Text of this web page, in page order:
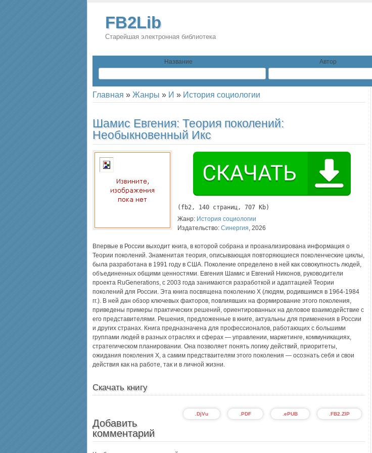
FB2Lib
Старейшая электронная библиотека
Название Автор
Главная » Жанры » И » История социологии
Шамис Евгения: Теория поколений:
Необыкновенный Икс
( fb2, 140 страниц, 707 Kb)
Жанр: История социологии
Издательство: Синергия, 2026
Впервые в России выходит книга, в которой собрана и проанализирована информация о
Теории поколений. Знаменитая теория, описывающая повторяющиеся поколенческие циклы,
была разработана в 1991 году в США. Поколение определено в ней как совокупность людей,
объединенных общими ценностями. Евгения Шамис и Евгений Никонов, руководители
проекта RuGenerations, с 2003 года занимаются разработкой и адаптацией Теории
поколений для России. Эта книга посвящена поколению X (людям, родившимся в 1964-1984
гг.). В ней дан обзор ключевых факторов, повлиявших на формирование этого поколения,
приведены примеры практических решений, ориентированных на деловое взаимодействие с
его представителями. Решения, предложенные в книге, актуальны для применения в России
и других странах. Книга предназначена для профессионалов, работающих с большими
группами людей в разных отраслях и сферах — управлении, маркетинге, коммуникациях,
стратегическом планировании. Она позволяет понять логику действий, приоритеты,
ожидания поколения X, а самим предстваителям этого поколения — осознать себя и свои
действия как на работе, так и в личной жизни.
Скачать книгу
.FB2.ZIP
.ePUB
.PDF
.DjVu
Добавить
комментарий